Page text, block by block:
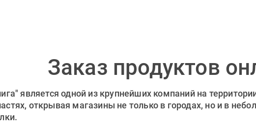
Заказ продуктов
является одной из крупнейших компаний на
открывая магазины не только в городах, но и в